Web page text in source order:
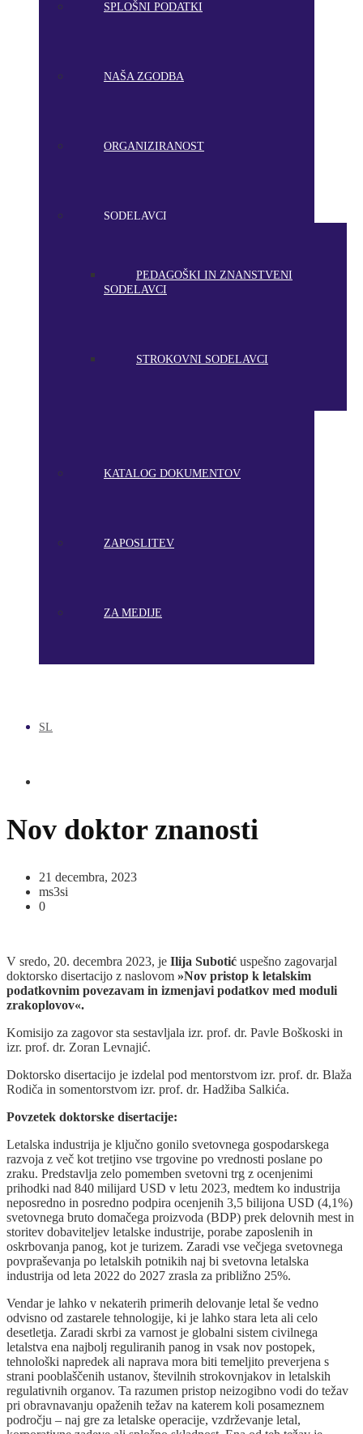
SPLOŠNI PODATKI
NAŠA ZGODBA
ORGANIZIRANOST
SODELAVCI
PEDAGOŠKI IN ZNANSTVENI
SODELAVCI
STROKOVNI SODELAVCI
KATALOG DOKUMENTOV
ZAPOSLITEV
ZA MEDIJE
SL
Nov doktor znanosti
21 decembra, 2023
ms3si
0
V sredo, 20. decembra 2023, je Ilija Subotić uspešno zagovarjal
doktorsko disertacijo z naslovom »Nov pristop k letalskim
podatkovnim povezavam in izmenjavi podatkov med moduli
zrakoplovov«.
Komisijo za zagovor sta sestavljala izr. prof. dr. Pavle Boškoski in
izr. prof. dr. Zoran Levnajić.
Doktorsko disertacijo je izdelal pod mentorstvom izr. prof. dr. Blaža
Rodiča in somentorstvom izr. prof. dr. Hadžiba Salkića.
Povzetek doktorske disertacije:
Letalska industrija je ključno gonilo svetovnega gospodarskega
razvoja z več kot tretjino vse trgovine po vrednosti poslane po
zraku. Predstavlja zelo pomemben svetovni trg z ocenjenimi
prihodki nad 840 milijard USD v letu 2023, medtem ko industrija
neposredno in posredno podpira ocenjenih 3,5 bilijona USD (4,1%)
svetovnega bruto domačega proizvoda (BDP) prek delovnih mest in
storitev dobaviteljev letalske industrije, porabe zaposlenih in
oskrbovanja panog, kot je turizem. Zaradi vse večjega svetovnega
povpraševanja po letalskih potnikih naj bi svetovna letalska
industrija od leta 2022 do 2027 zrasla za približno 25%.
Vendar je lahko v nekaterih primerih delovanje letal še vedno
odvisno od zastarele tehnologije, ki je lahko stara leta ali celo
desetletja. Zaradi skrbi za varnost je globalni sistem civilnega
letalstva ena najbolj reguliranih panog in vsak nov postopek,
tehnološki napredek ali naprava mora biti temeljito preverjena s
strani pooblaščenih ustanov, številnih strokovnjakov in letalskih
regulativnih organov. Ta razumen pristop neizogibno vodi do težav
pri obravnavanju opaženih težav na katerem koli posameznem
področju – naj gre za letalske operacije, vzdrževanje letal,